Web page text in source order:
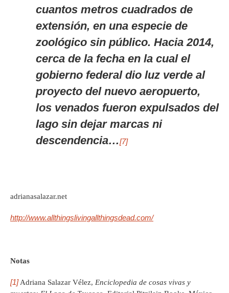
cuantos metros cuadrados de
extensión, en una especie de
zoológico sin público. Hacia 2014,
cerca de la fecha en la cual el
gobierno federal dio luz verde al
proyecto del nuevo aeropuerto,
los venados fueron expulsados del
lago sin dejar marcas ni
descendencia…[7]
adrianasalazar.net
http://www.allthingslivingallthingsdead.com/
Notas
[1]Adriana Salazar Vélez, Enciclopedia de cosas vivas y